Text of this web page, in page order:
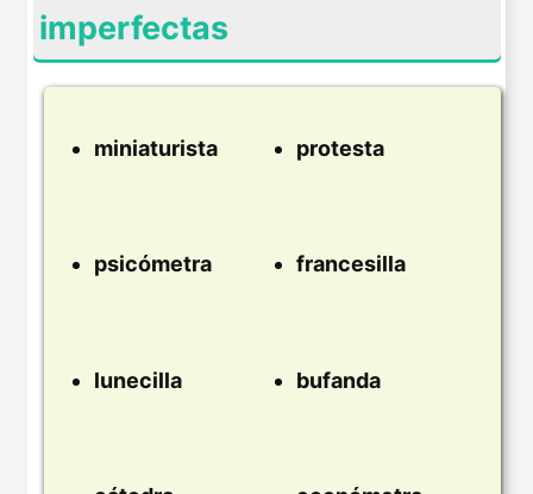
imperfectas
miniaturista protesta
psicómetra francesilla
lunecilla bufanda